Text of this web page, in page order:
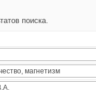
поиска.